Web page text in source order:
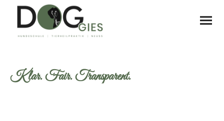
Klar. Fair. Transparent.